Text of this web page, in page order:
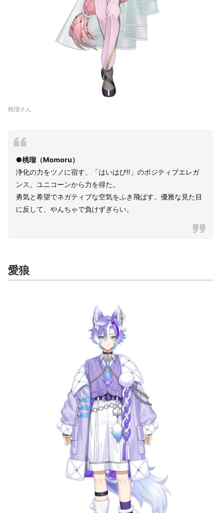
桃瑠さん
●桃瑠（Momoru）
浄化の力をツノに宿す、「はいはぴ!!」のポジティブエレガ
ンス。ユニコーンから力を得た。
勇気と希望でネガティブな空気をふき飛ばす。優雅な見た目
に反して、やんちゃで負けずぎらい。
愛狼